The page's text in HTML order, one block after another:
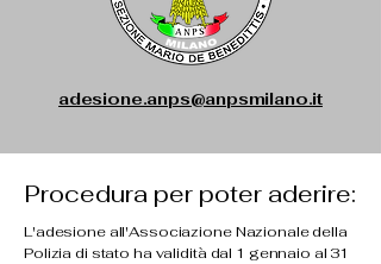
adesione.anps@anpsmilano.it
Procedura per poter aderire:
L'adesione all'Associazione Nazionale della
Polizia di stato ha validità dal 1 gennaio al 31